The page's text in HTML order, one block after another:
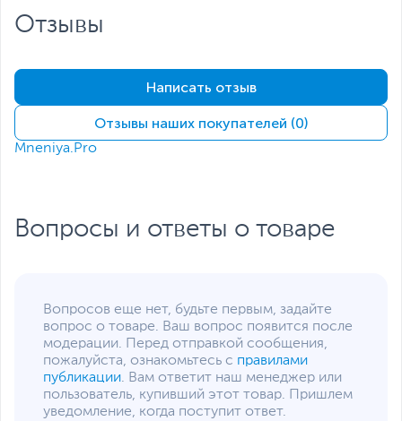
Отзывы
Написать отзыв
Отзывы наших покупателей (0)
Mneniya.Pro
Вопросы и ответы о товаре
Вопросов еще нет, будьте первым, задайте
вопрос о товаре. Ваш вопрос появится после
модерации. Перед отправкой сообщения,
пожалуйста, ознакомьтесь с правилами
публикации. Вам ответит наш менеджер или
пользователь, купивший этот товар. Пришлем
уведомление, когда поступит ответ.